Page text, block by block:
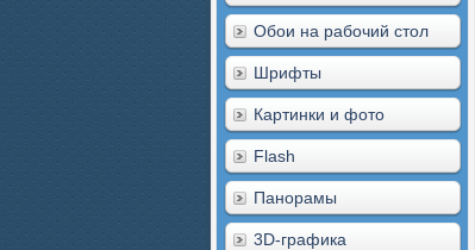
Обои на рабочий стол
Шрифты
Картинки и фото
Flash
Панорамы
3D-графика